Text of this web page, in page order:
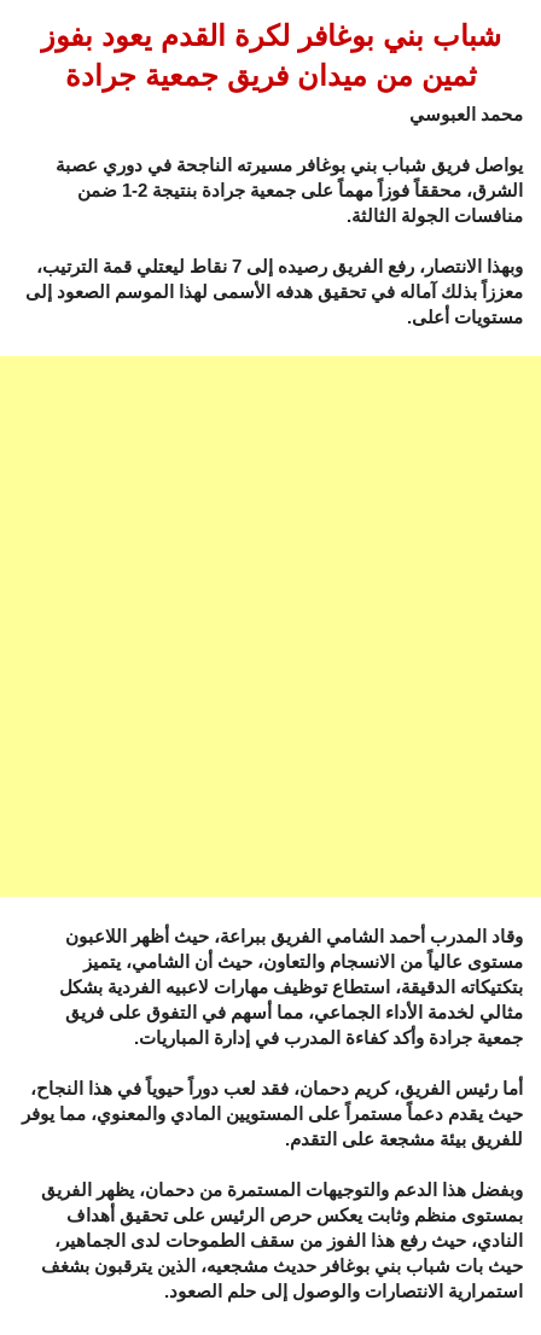
شباب بني بوغافر لكرة القدم يعود بفوز
ثمين من ميدان فريق جمعية جرادة
محمد العبوسي
يواصل فريق شباب بني بوغافر مسيرته الناجحة في دوري عصبة
الشرق، محققاً فوزاً مهماً على جمعية جرادة بنتيجة 2-1 ضمن
منافسات الجولة الثالثة.
وبهذا الانتصار، رفع الفريق رصيده إلى 7 نقاط ليعتلي قمة الترتيب،
معززاً بذلك آماله في تحقيق هدفه الأسمى لهذا الموسم الصعود إلى
مستويات أعلى.
وقاد المدرب أحمد الشامي الفريق ببراعة، حيث أظهر اللاعبون
مستوى عالياً من الانسجام والتعاون، حيث أن الشامي، يتميز
بتكتيكاته الدقيقة، استطاع توظيف مهارات لاعبيه الفردية بشكل
مثالي لخدمة الأداء الجماعي، مما أسهم في التفوق على فريق
جمعية جرادة وأكد كفاءة المدرب في إدارة المباريات.
أما رئيس الفريق، كريم دحمان، فقد لعب دوراً حيوياً في هذا النجاح،
حيث يقدم دعماً مستمراً على المستويين المادي والمعنوي، مما يوفر
للفريق بيئة مشجعة على التقدم.
وبفضل هذا الدعم والتوجيهات المستمرة من دحمان، يظهر الفريق
بمستوى منظم وثابت يعكس حرص الرئيس على تحقيق أهداف
النادي، حيث رفع هذا الفوز من سقف الطموحات لدى الجماهير،
حيث بات شباب بني بوغافر حديث مشجعيه، الذين يترقبون بشغف
استمرارية الانتصارات والوصول إلى حلم الصعود.